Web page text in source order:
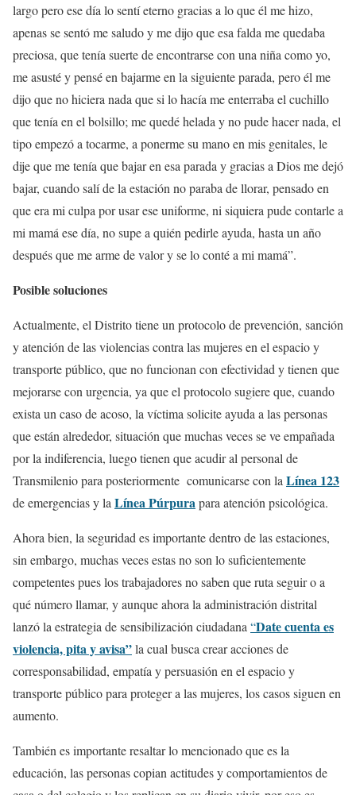
largo pero ese día lo sentí eterno gracias a lo que él me hizo,
apenas se sentó me saludo y me dijo que esa falda me quedaba
preciosa, que tenía suerte de encontrarse con una niña como yo,
me asusté y pensé en bajarme en la siguiente parada, pero él me
dijo que no hiciera nada que si lo hacía me enterraba el cuchillo
que tenía en el bolsillo; me quedé helada y no pude hacer nada, el
tipo empezó a tocarme, a ponerme su mano en mis genitales, le
dije que me tenía que bajar en esa parada y gracias a Dios me dejó
bajar, cuando salí de la estación no paraba de llorar, pensado en
que era mi culpa por usar ese uniforme, ni siquiera pude contarle a
mi mamá ese día, no supe a quién pedirle ayuda, hasta un año
después que me arme de valor y se lo conté a mi mamá”.
Posible soluciones
Actualmente, el Distrito tiene un protocolo de prevención, sanción
y atención de las violencias contra las mujeres en el espacio y
transporte público, que no funcionan con efectividad y tienen que
mejorarse con urgencia, ya que el protocolo sugiere que, cuando
exista un caso de acoso, la víctima solicite ayuda a las personas
que están alrededor, situación que muchas veces se ve empañada
por la indiferencia, luego tienen que acudir al personal de
Transmilenio para posteriormente comunicarse con la Línea 123
de emergencias y la Línea Púrpurapara atención psicológica.
Ahora bien, la seguridad es importante dentro de las estaciones,
sin embargo, muchas veces estas no son lo suficientemente
competentes pues los trabajadores no saben que ruta seguir o a
qué número llamar, y aunque ahora la administración distrital
lanzó la estrategia de sensibilización ciudadana “Date cuentaes
violencia, pita y avisa”la cual busca crear acciones de
corresponsabilidad, empatía y persuasión en el espacio y
transporte público para proteger a las mujeres, los casos siguen en
aumento.
También es importante resaltar lo mencionado que es la
educación, las personas copian actitudes y comportamientos de